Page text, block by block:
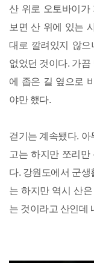
산 위로 오토바이가
보면 산 위에 있는
대로 깔려있지 않으
없었던 것이다. 가
에 좁은 길 옆으로
야만 했다.
걷기는 계속됐다.
고는 하지만 쪼리
다. 강원도에서 군
는 하지만 역시 산
는 것이라고 산인데